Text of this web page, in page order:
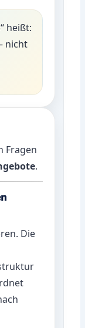
heißt:
nicht
Fragen
.
Die